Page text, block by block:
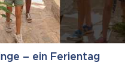
– ein Ferientag